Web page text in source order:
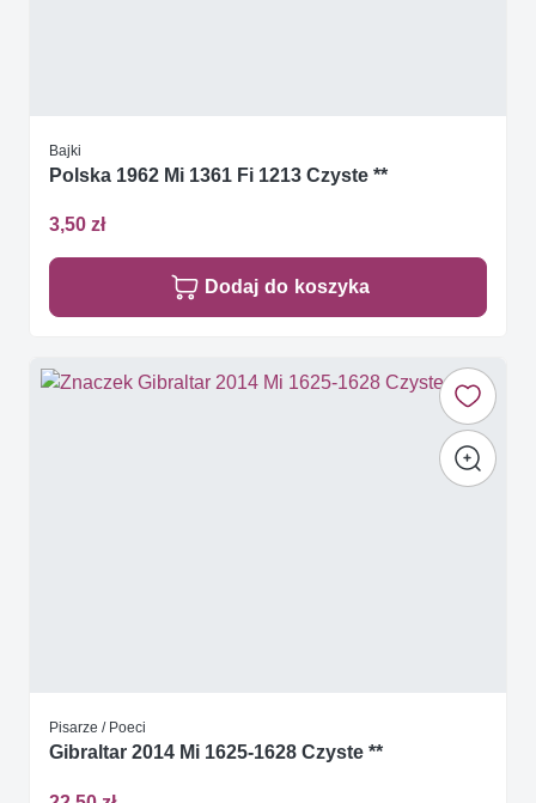
Bajki
Polska 1962 Mi 1361 Fi 1213 Czyste **
3,50 zł
Dodaj do koszyka
Pisarze / Poeci
Gibraltar 2014 Mi 1625-1628 Czyste **